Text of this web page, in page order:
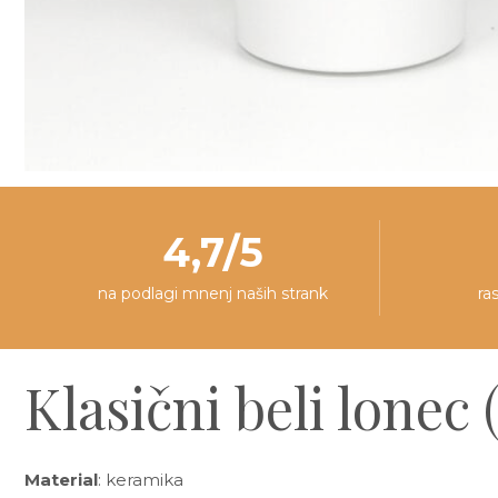
4,7/5
na podlagi mnenj naših strank
Klasični beli lonec
Material: keramika